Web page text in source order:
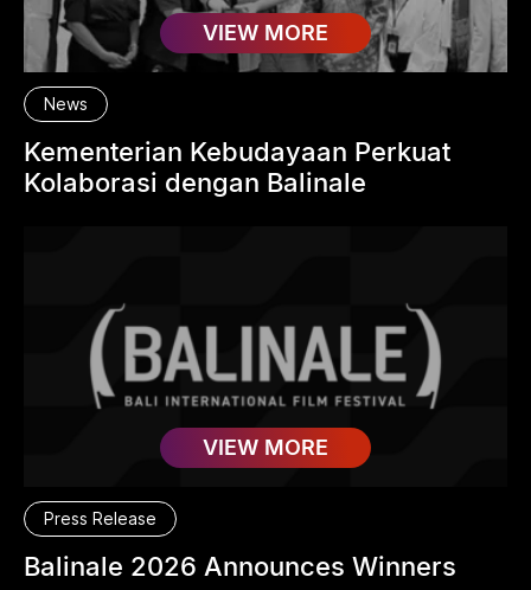
VIEW MORE
News
Kementerian Kebudayaan Perkuat
Kolaborasi dengan Balinale
VIEW MORE
Press Release
Balinale 2026 Announces Winners